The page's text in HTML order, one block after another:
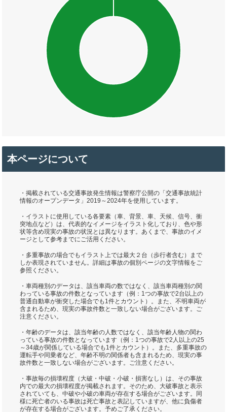
本ページについて
・掲載されている交通事故発生情報は警察庁公開の「交通事故統計
情報のオープンデータ」2019～2024年を使用しています。
・イラストに使用している各要素（車、背景、車、天候、信号、衝
突地点など）は、代表的なイメージをイラスト化しており、色や形
状等含め現実の事故の状況とは異なります。あくまで、事故のイメ
ージとして参考までにご活用ください。
・多重事故の場合でもイラスト上では最大２台（歩行者含む）まで
しか表現されていません。詳細は事故の個別ページの文字情報をご
参照ください。
・車両種別のデータは、該当車両の数ではなく、該当車両種別の関
わっている事故の件数となっています（例：1つの事故で2台以上の
普通自動車が衝突した場合でも1件とカウント）。また、不明車両が
含まれるため、現実の事故件数と一致しない場合がございます。ご
注意ください。
・年齢のデータは、該当年齢の人数ではなく、該当年齢人物の関わ
っている事故の件数となっています（例：1つの事故で2人以上の25
～34歳が関係している場合でも1件とカウント）。また、多重事故の
運転手や同乗者など、年齢不明の関係者も含まれるため、現実の事
故件数と一致しない場合がございます。ご注意ください。
・事故毎の損壊程度（大破・中破・小破・損害なし）は、その事故
内での最大の損壊程度が掲載されます。そのため、大破事故と表示
されていても、中破や小破の車両が存在する場合がございます。同
様に死亡者のいる事故は死亡事故と表記していますが、他に負傷者
が存在する場合がございます。予めご了承ください。